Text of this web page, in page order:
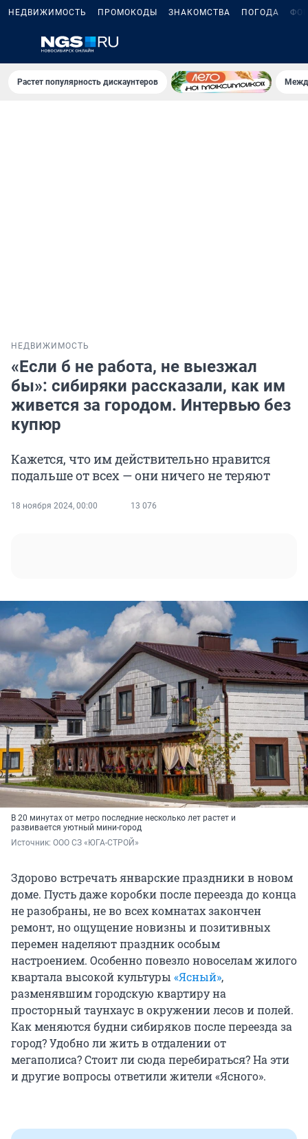
НЕДВИЖИМОСТЬ ПРОМОКОДЫ ЗНАКОМСТВА ПОГОДА
Растет популярность дискаунтеров
НЕДВИЖИМОСТЬ
«Если б не работа, не выезжал
бы»: сибиряки рассказали, как им
живется за городом. Интервью без
купюр
Кажется, что им действительно нравится
подальше от всех — они ничего не теряют
18 ноября 2024, 00:00 13 076
В 20 минутах от метро последние несколько лет растет и
развивается уютный мини-город
Источник: ООО СЗ «ЮГА-СТРОЙ»
Здорово встречать январские праздники в новом
доме. Пусть даже коробки после переезда до конца
не разобраны, не во всех комнатах закончен
ремонт, но ощущение новизны и позитивных
перемен наделяют праздник особым
настроением. Особенно повезло новоселам жилого
квартала высокой культуры «Ясный»,
разменявшим городскую квартиру на
просторный таунхаус в окружении лесов и полей.
Как меняются будни сибиряков после переезда за
город? Удобно ли жить в отдалении от
мегаполиса? Стоит ли сюда перебираться? На эти
и другие вопросы ответили жители «Ясного».